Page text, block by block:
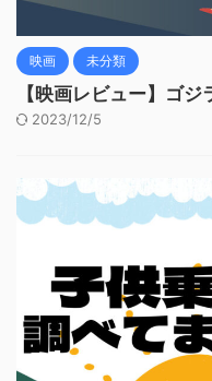
映画 未分類
【映画レビュー】ゴ
2023/12/5